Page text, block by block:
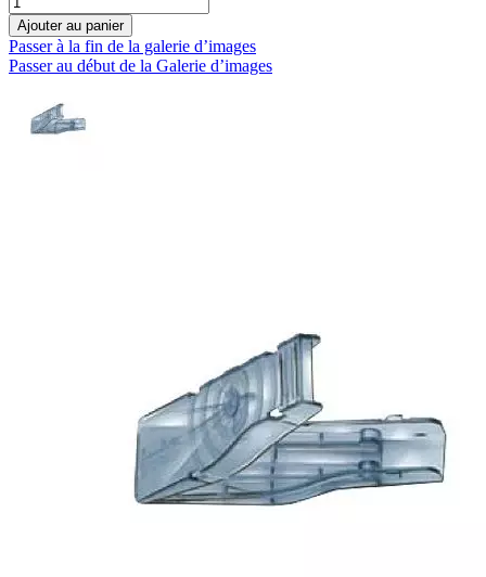
Ajouter au panier
Passer à la fin de la galerie d’images
Passer au début de la Galerie d’images